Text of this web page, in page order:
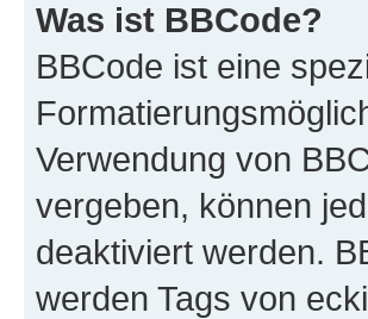
Was ist BBCode?
BBCode ist eine
Verwendung von
vergeben, können
deaktiviert werden.
werden Tags von